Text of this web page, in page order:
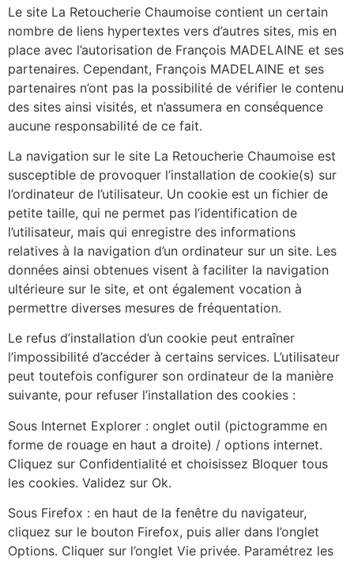
Le site La Retoucherie Chaumoise contient un certain
nombre de liens hypertextes vers d’autres sites, mis en
place avec l’autorisation de François MADELAINE et ses
partenaires. Cependant, François MADELAINE et ses
partenaires n’ont pas la possibilité de vérifier le contenu
des sites ainsi visités, et n’assumera en conséquence
aucune responsabilité de ce fait.
La navigation sur le site La Retoucherie Chaumoise est
susceptible de provoquer l’installation de cookie(s) sur
l’ordinateur de l’utilisateur. Un cookie est un fichier de
petite taille, qui ne permet pas l’identification de
l’utilisateur, mais qui enregistre des informations
relatives à la navigation d’un ordinateur sur un site. Les
données ainsi obtenues visent à faciliter la navigation
ultérieure sur le site, et ont également vocation à
permettre diverses mesures de fréquentation.
Le refus d’installation d’un cookie peut entraîner
l’impossibilité d’accéder à certains services. L’utilisateur
peut toutefois configurer son ordinateur de la manière
suivante, pour refuser l’installation des cookies :
Sous Internet Explorer : onglet outil (pictogramme en
forme de rouage en haut a droite) / options internet.
Cliquez sur Confidentialité et choisissez Bloquer tous
les cookies. Validez sur Ok.
Sous Firefox : en haut de la fenêtre du navigateur,
cliquez sur le bouton Firefox, puis aller dans l’onglet
Options. Cliquer sur l’onglet Vie privée. Paramétrez les